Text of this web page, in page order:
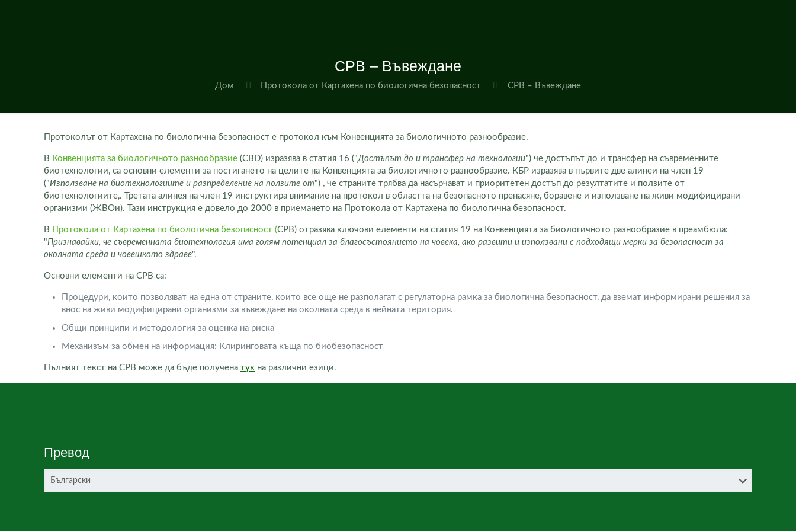
CPB – Въвеждане
Дом Протокола от Картахена по биологична безопасност CPB – Въвеждане
Протоколът от Картахена по биологична безопасност е протокол към Конвенцията за биологичното разнообразие.
В Конвенцията за биологичното разнообразие (CBD) изразява в статия 16 ("Достъпът до и трансфер на технологии") че достъпът до и трансфер на съвременните
биотехнологии, са основни елементи за постигането на целите на Конвенцията за биологичното разнообразие. КБР изразява в първите две алинеи на член 19
("Използване на биотехнологиите и разпределение на ползите от") , че страните трябва да насърчават и приоритетен достъп до резултатите и ползите от
биотехнологиите,. Третата алинея на член 19 инструктира внимание на протокол в областта на безопасното пренасяне, боравене и използване на живи модифицирани
организми (ЖВОи). Тази инструкция е довело до 2000 в приемането на Протокола от Картахена по биологична безопасност.
В Протокола от Картахена по биологична безопасност (CPB) отразява ключови елементи на статия 19 на Конвенцията за биологичното разнообразие в преамбюла:
"Признавайки, че съвременната биотехнология има голям потенциал за благосъстоянието на човека, ако развити и използвани с подходящи мерки за безопасност за
околната среда и човешкото здраве".
Основни елементи на CPB са:
Процедури, които позволяват на една от страните, които все още не разполагат с регулаторна рамка за биологична безопасност, да вземат информирани решения за
внос на живи модифицирани организми за въвеждане на околната среда в нейната територия.
Общи принципи и методология за оценка на риска
Механизъм за обмен на информация: Клиринговата къща по биобезопасност
Пълният текст на СРВ може да бъде полученатук на различни езици.
Превод